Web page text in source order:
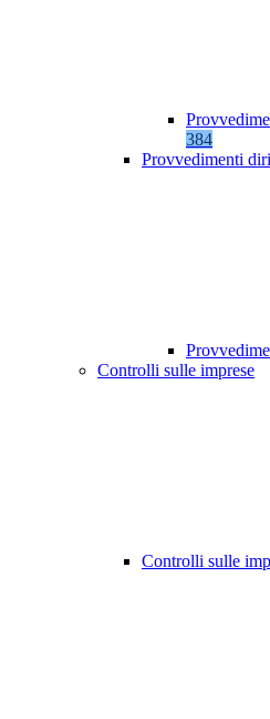
384
Provvedimenti
Controlli sulle imprese
Controlli sulle